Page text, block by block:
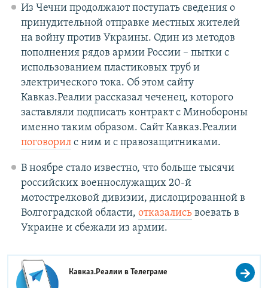
Из Чечни продолжают поступать сведения о
принудительной отправке местных жителей
на войну против Украины. Один из методов
пополнения рядов армии России – пытки с
использованием пластиковых труб и
электрического тока. Об этом сайту
Кавказ.Реалии рассказал чеченец, которого
заставляли подписать контракт с Минобороны
именно таким образом. Сайт Кавказ.Реалии
поговорилс ним и с правозащитниками.
В ноябре стало известно, что больше тысячи
российских военнослужащих 20-й
мотострелковой дивизии, дислоцированной в
Волгоградской области, отказалисьвоевать в
Украине и сбежали из армии.
Кавказ.Реалии вТелеграме